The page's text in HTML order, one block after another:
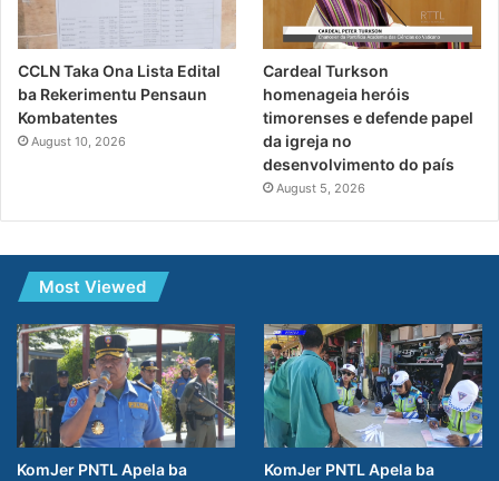
CCLN Taka Ona Lista Edital
ba Rekerimentu Pensaun
Kombatentes
August 10, 2026
Cardeal Turkson
homenageia heróis
timorenses e defende papel
da igreja no
desenvolvimento do país
August 5, 2026
Most Viewed
KomJer PNTL Apela ba
KomJer PNTL Apela ba